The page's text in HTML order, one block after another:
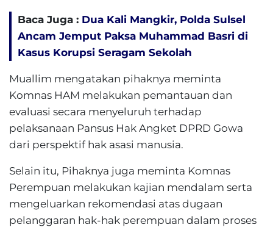
Baca Juga : Dua Kali Mangkir, Polda Sulsel
Ancam Jemput Paksa Muhammad Basri di
Kasus Korupsi Seragam Sekolah
Muallim mengatakan pihaknya meminta
Komnas HAM melakukan pemantauan dan
evaluasi secara menyeluruh terhadap
pelaksanaan Pansus Hak Angket DPRD Gowa
dari perspektif hak asasi manusia.
Selain itu, Pihaknya juga meminta Komnas
Perempuan melakukan kajian mendalam serta
mengeluarkan rekomendasi atas dugaan
pelanggaran hak-hak perempuan dalam proses